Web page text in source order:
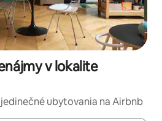
v lokalite
ubytovania na Airbnb